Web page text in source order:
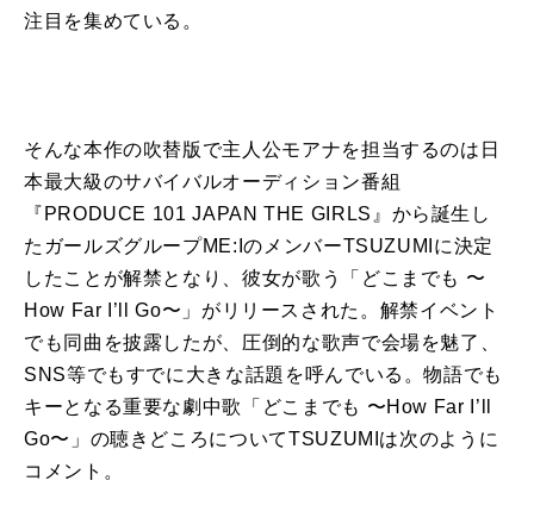
注目を集めている。
そんな本作の吹替版で主人公モアナを担当するのは日
本最大級のサバイバルオーディション番組
『PRODUCE 101 JAPAN THE GIRLS』から誕生し
たガールズグループME:IのメンバーTSUZUMIに決定
したことが解禁となり、彼女が歌う「どこまでも 〜
How Far I’ll Go〜」がリリースされた。解禁イベント
でも同曲を披露したが、圧倒的な歌声で会場を魅了、
SNS等でもすでに大きな話題を呼んでいる。物語でも
キーとなる重要な劇中歌「どこまでも 〜How Far I’ll
Go〜」の聴きどころについてTSUZUMIは次のように
コメント。